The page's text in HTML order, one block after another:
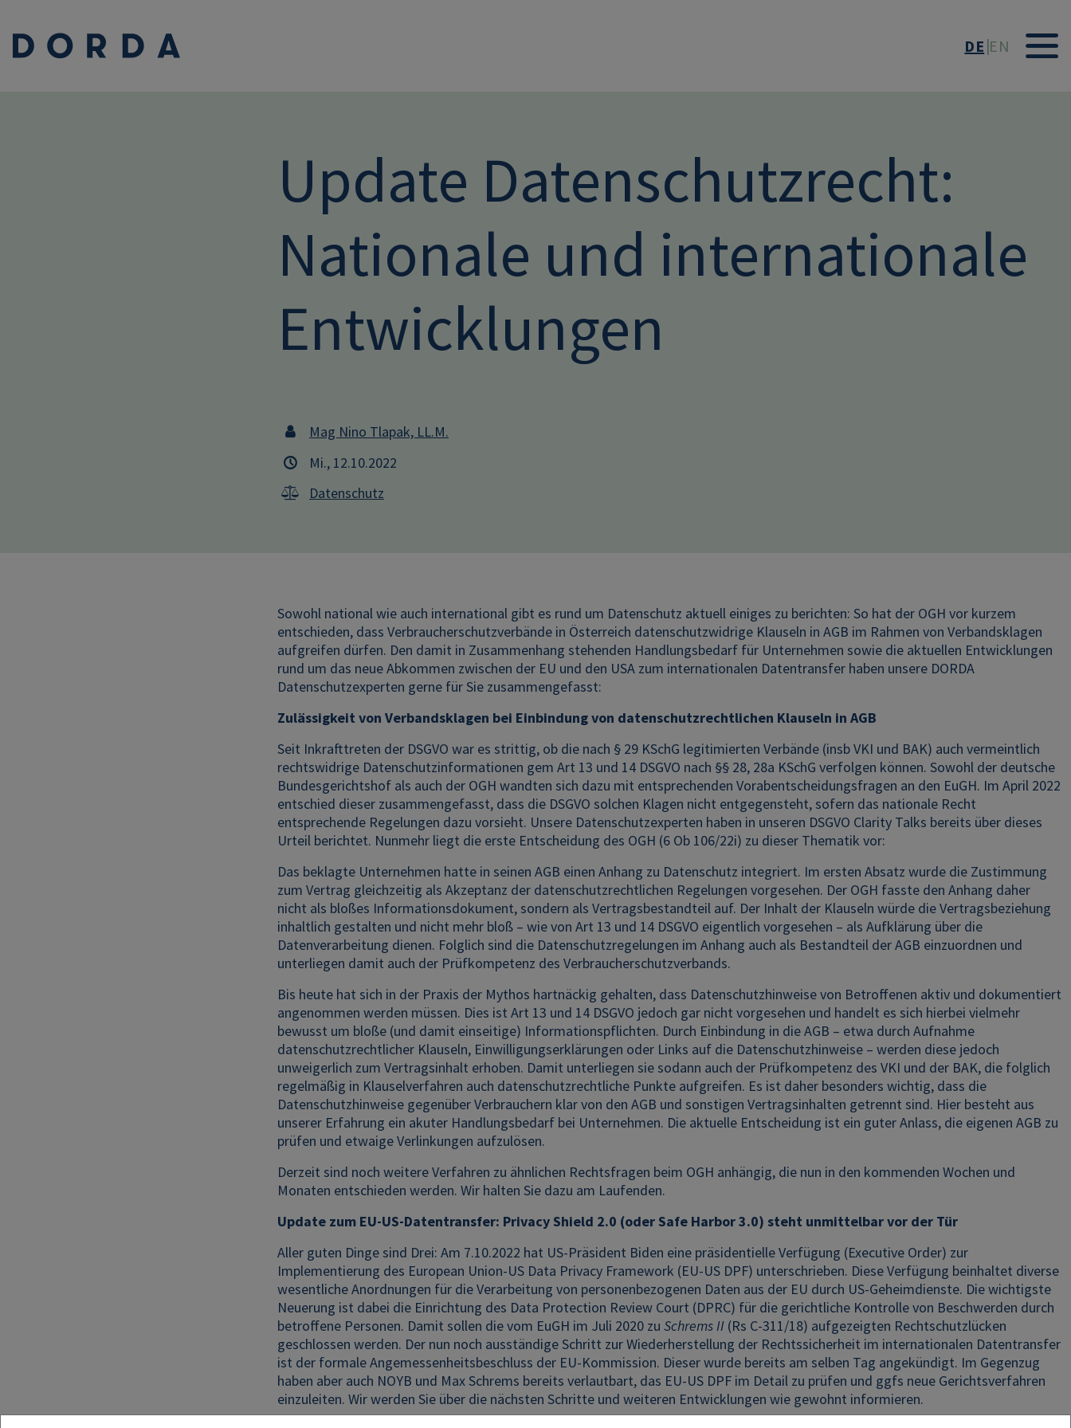
DE EN
Update Datenschutzrecht:
Nationale und internationale
Entwicklungen
Mag Nino Tlapak, LL.M.
Mi., 12.10.2022
Datenschutz
Sowohl national wie auch international gibt es rund um Datenschutz aktuell einiges zu berichten: So hat der OGH vor kurzem
entschieden, dass Verbraucherschutzverbände in Österreich datenschutzwidrige Klauseln in AGB im Rahmen von Verbandsklagen
aufgreifen dürfen. Den damit in Zusammenhang stehenden Handlungsbedarf für Unternehmen sowie die aktuellen Entwicklungen
rund um das neue Abkommen zwischen der EU und den USA zum internationalen Datentransfer haben unsere DORDA
Datenschutzexperten gerne für Sie zusammengefasst:
Zulässigkeit von Verbandsklagen bei Einbindung von datenschutzrechtlichen Klauseln in AGB
Seit Inkrafttreten der DSGVO war es strittig, ob die nach § 29 KSchG legitimierten Verbände (insb VKI und BAK) auch vermeintlich
rechtswidrige Datenschutzinformationen gem Art 13 und 14 DSGVO nach §§ 28, 28a KSchG verfolgen können. Sowohl der deutsche
Bundesgerichtshof als auch der OGH wandten sich dazu mit entsprechenden Vorabentscheidungsfragen an den EuGH. Im April 2022
entschied dieser zusammengefasst, dass die DSGVO solchen Klagen nicht entgegensteht, sofern das nationale Recht
entsprechende Regelungen dazu vorsieht. Unsere Datenschutzexperten haben in unseren DSGVO Clarity Talks bereits über dieses
Urteil berichtet. Nunmehr liegt die erste Entscheidung des OGH (6 Ob 106/22i) zu dieser Thematik vor:
Das beklagte Unternehmen hatte in seinen AGB einen Anhang zu Datenschutz integriert. Im ersten Absatz wurde die Zustimmung
zum Vertrag gleichzeitig als Akzeptanz der datenschutzrechtlichen Regelungen vorgesehen. Der OGH fasste den Anhang daher
nicht als bloßes Informationsdokument, sondern als Vertragsbestandteil auf. Der Inhalt der Klauseln würde die Vertragsbeziehung
inhaltlich gestalten und nicht mehr bloß – wie von Art 13 und 14 DSGVO eigentlich vorgesehen – als Aufklärung über die
Datenverarbeitung dienen. Folglich sind die Datenschutzregelungen im Anhang auch als Bestandteil der AGB einzuordnen und
unterliegen damit auch der Prüfkompetenz des Verbraucherschutzverbands.
Bis heute hat sich in der Praxis der Mythos hartnäckig gehalten, dass Datenschutzhinweise von Betroffenen aktiv und dokumentiert
angenommen werden müssen. Dies ist Art 13 und 14 DSGVO jedoch gar nicht vorgesehen und handelt es sich hierbei vielmehr
bewusst um bloße (und damit einseitige) Informationspflichten. Durch Einbindung in die AGB – etwa durch Aufnahme
datenschutzrechtlicher Klauseln, Einwilligungserklärungen oder Links auf die Datenschutzhinweise – werden diese jedoch
unweigerlich zum Vertragsinhalt erhoben. Damit unterliegen sie sodann auch der Prüfkompetenz des VKI und der BAK, die folglich
regelmäßig in Klauselverfahren auch datenschutzrechtliche Punkte aufgreifen. Es ist daher besonders wichtig, dass die
Datenschutzhinweise gegenüber Verbrauchern klar von den AGB und sonstigen Vertragsinhalten getrennt sind. Hier besteht aus
unserer Erfahrung ein akuter Handlungsbedarf bei Unternehmen. Die aktuelle Entscheidung ist ein guter Anlass, die eigenen AGB zu
prüfen und etwaige Verlinkungen aufzulösen.
Derzeit sind noch weitere Verfahren zu ähnlichen Rechtsfragen beim OGH anhängig, die nun in den kommenden Wochen und
Monaten entschieden werden. Wir halten Sie dazu am Laufenden.
Update zum EU-US-Datentransfer: Privacy Shield 2.0 (oder Safe Harbor 3.0) steht unmittelbar vor der Tür
Aller guten Dinge sind Drei: Am 7.10.2022 hat US-Präsident Biden eine präsidentielle Verfügung (Executive Order) zur
Implementierung des European Union-US Data Privacy Framework (EU-US DPF) unterschrieben. Diese Verfügung beinhaltet diverse
wesentliche Anordnungen für die Verarbeitung von personenbezogenen Daten aus der EU durch US-Geheimdienste. Die wichtigste
Neuerung ist dabei die Einrichtung des Data Protection Review Court (DPRC) für die gerichtliche Kontrolle von Beschwerden durch
betroffene Personen. Damit sollen die vom EuGH im Juli 2020 zu Schrems II (Rs C-311/18) aufgezeigten Rechtschutzlücken
geschlossen werden. Der nun noch ausständige Schritt zur Wiederherstellung der Rechtssicherheit im internationalen Datentransfer
ist der formale Angemessenheitsbeschluss der EU-Kommission. Dieser wurde bereits am selben Tag angekündigt. Im Gegenzug
haben aber auch NOYB und Max Schrems bereits verlautbart, das EU-US DPF im Detail zu prüfen und ggfs neue Gerichtsverfahren
einzuleiten. Wir werden Sie über die nächsten Schritte und weiteren Entwicklungen wie gewohnt informieren.